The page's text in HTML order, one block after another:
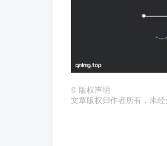
© 版权声明
文章版权归作者所有，未经